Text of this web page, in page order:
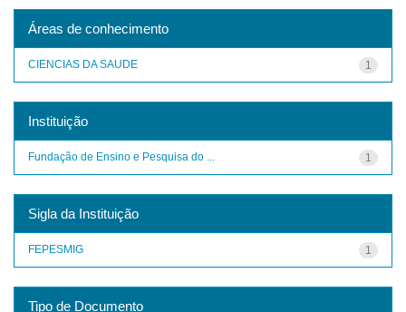
Áreas de conhecimento
1
CIENCIAS DA SAUDE
Instituição
1
Fundação de Ensino e Pesquisa do ...
Sigla da Instituição
1
FEPESMIG
Tipo de Documento